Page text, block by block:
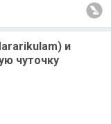
и
чуточку